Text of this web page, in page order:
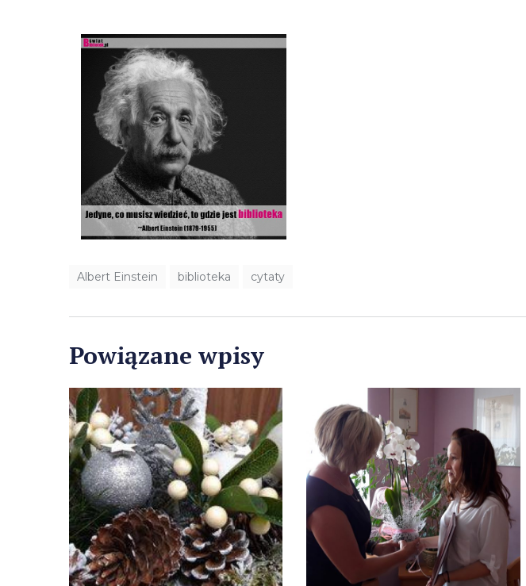
Albert Einstein biblioteka cytaty
Powiązane wpisy